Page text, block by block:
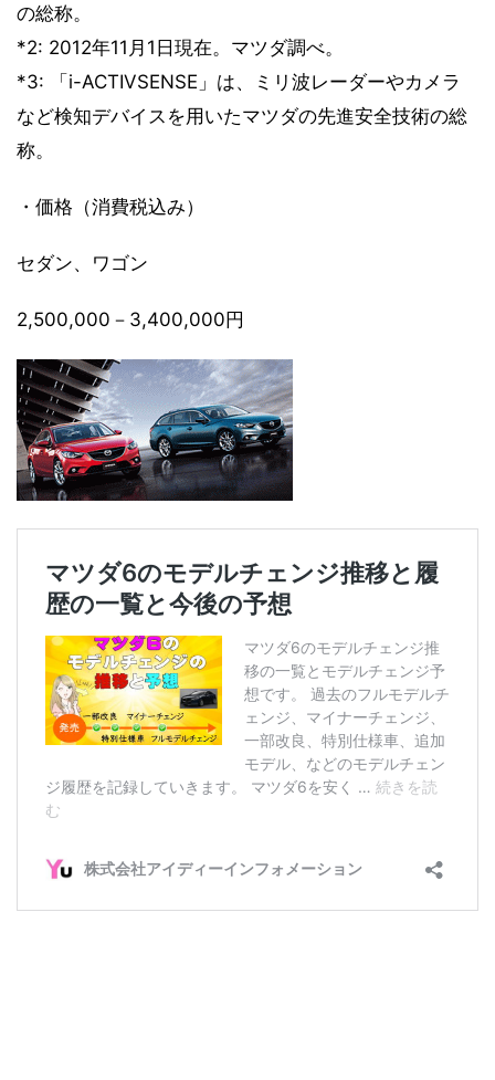
の総称。
*2: 2012年11月1日現在。マツダ調べ。
*3: 「i-ACTIVSENSE」は、ミリ波レーダーやカメラ
など検知デバイスを用いたマツダの先進安全技術の総
称。
・価格（消費税込み）
セダン、ワゴン
2,500,000－3,400,000円